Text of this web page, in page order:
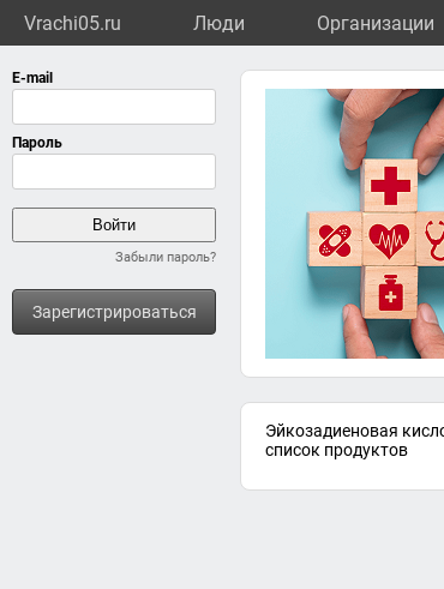
Vrachi05.ru Люди Организации
Забыли пароль?
Зарегистрироваться
Эйкозадиеновая
список продуктов